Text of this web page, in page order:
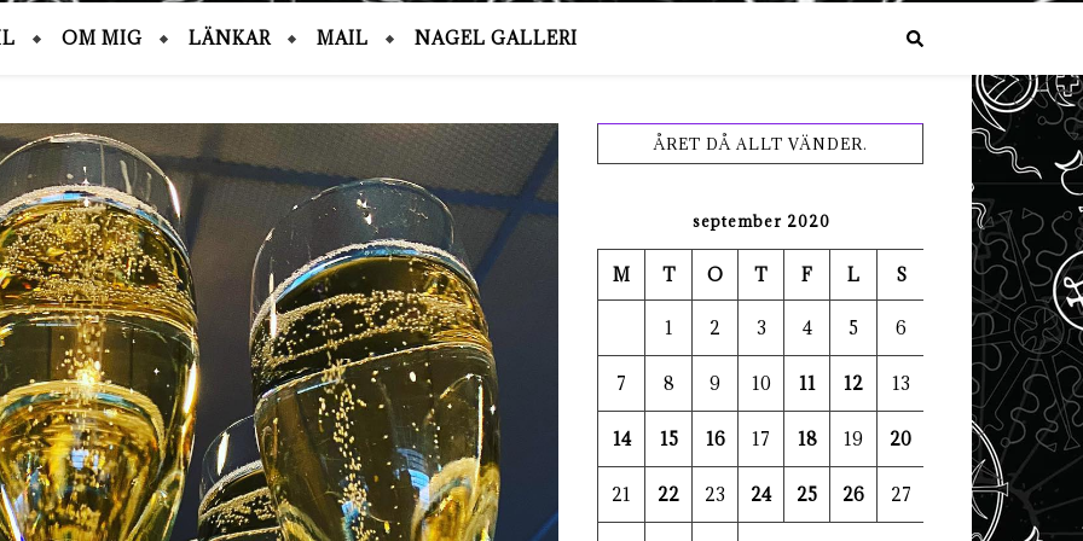
OM MIG LÄNKAR MAIL NAGEL GALLERI
ÅRET DÅ ALLT VÄNDER.
september 2020
M T O T F L S
1 2 3 4 5 6
7 8 9 10 11 12 13
14 15 16 17 18 19 20
21 22 23 24 25 26 27